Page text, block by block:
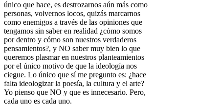
único que hace, es destrozarnos aún más como
personas, volvernos locos, quizás marcarnos
como enemigos a través de las opiniones que
tengamos sin saber en realidad ¿cómo somos
por dentro y cómo son nuestros verdaderos
pensamientos?, y NO saber muy bien lo que
queremos plasmar en nuestros planteamientos
por el único motivo de que la ideología nos
ciegue. Lo único que sí me pregunto es: ¿hace
falta ideologizar la poesía, la cultura y el arte?
Yo pienso que NO y que es innecesario. Pero,
cada uno es cada uno.